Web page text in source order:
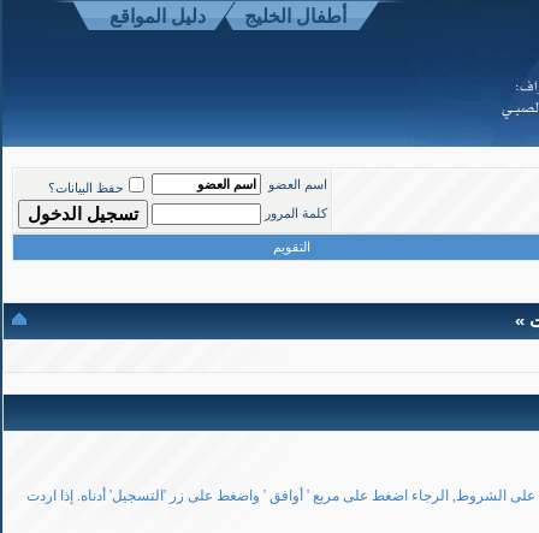
أطفال الخليج دليل المواقع
اسم العضو
حفظ البيانات؟
كلمة المرور
التقويم
»
الشروط, الرجاء اضغط على مربع ' أوافق ' واضغط على زر 'التسجيل' أدناه. إذا اردت